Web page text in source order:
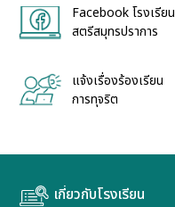
Facebook โรงเรียน
สตรีสมุทรปราการ
แจ้งเรื่องร้องเรียน
การทุจริต
เกี่ยวกับโรงเรียน